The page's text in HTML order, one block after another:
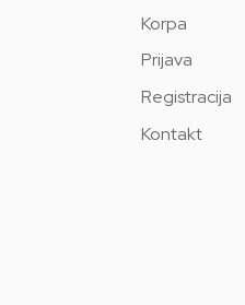
Korpa
Prijava
Registracija
Kontakt